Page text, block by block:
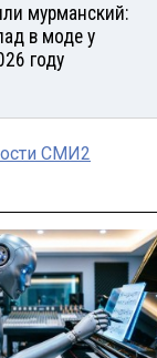
мурманский:
в моде у
году
СМИ2